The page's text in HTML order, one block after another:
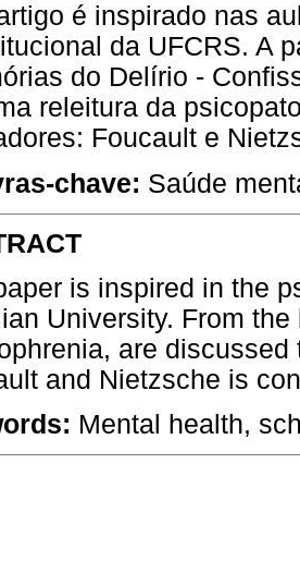
é inspirado nas
da UFCRS. A
do Delírio -
releitura da
Foucault e
chave: Saúde
is inspired in the
University. From
are
and Nietzsche is
Mental health,